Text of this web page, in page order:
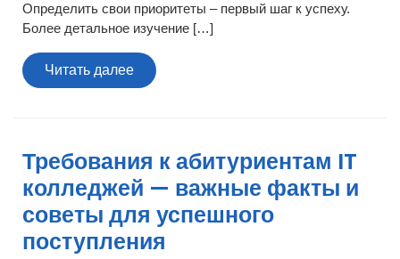
Определить свои приоритеты – первый шаг к успеху.
Более детальное изучение […]
Читать далееЧитать
далее
Требования к абитуриентам IT
колледжей — важные факты и
советы для успешного
поступления